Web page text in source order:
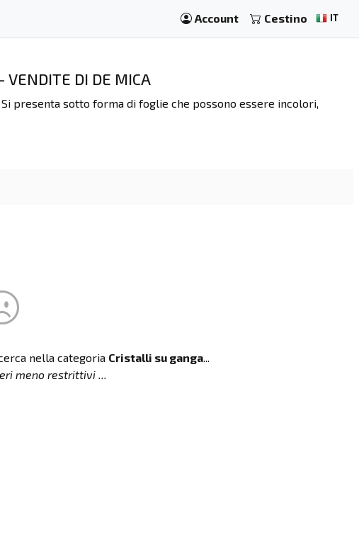
Account Cestino IT
VENDITE DI DE MICA
Si presenta sotto forma di foglie che possono essere incolori,
nella categoria Cristalli su ganga...
meno restrittivi ...